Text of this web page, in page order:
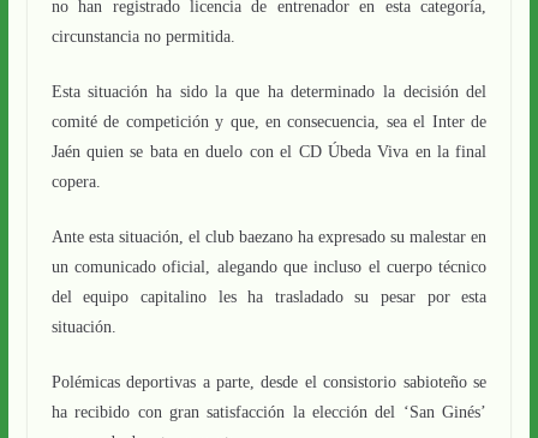
no han registrado licencia de entrenador en esta categoría,
circunstancia no permitida.
Esta situación ha sido la que ha determinado la decisión del
comité de competición y que, en consecuencia, sea el Inter de
Jaén quien se bata en duelo con el CD Úbeda Viva en la final
copera.
Ante esta situación, el club baezano ha expresado su malestar en
un comunicado oficial, alegando que incluso el cuerpo técnico
del equipo capitalino les ha trasladado su pesar por esta
situación.
Polémicas deportivas a parte, desde el consistorio sabioteño se
ha recibido con gran satisfacción la elección del ‘San Ginés’